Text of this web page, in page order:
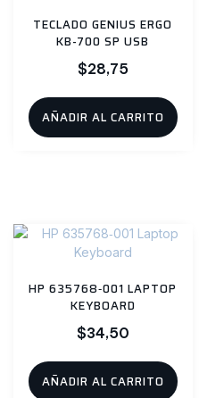
TECLADO GENIUS ERGO
KB-700 SP USB
$28,75
AÑADIR AL CARRITO
HP 635768‑001 LAPTOP
KEYBOARD
$34,50
AÑADIR AL CARRITO